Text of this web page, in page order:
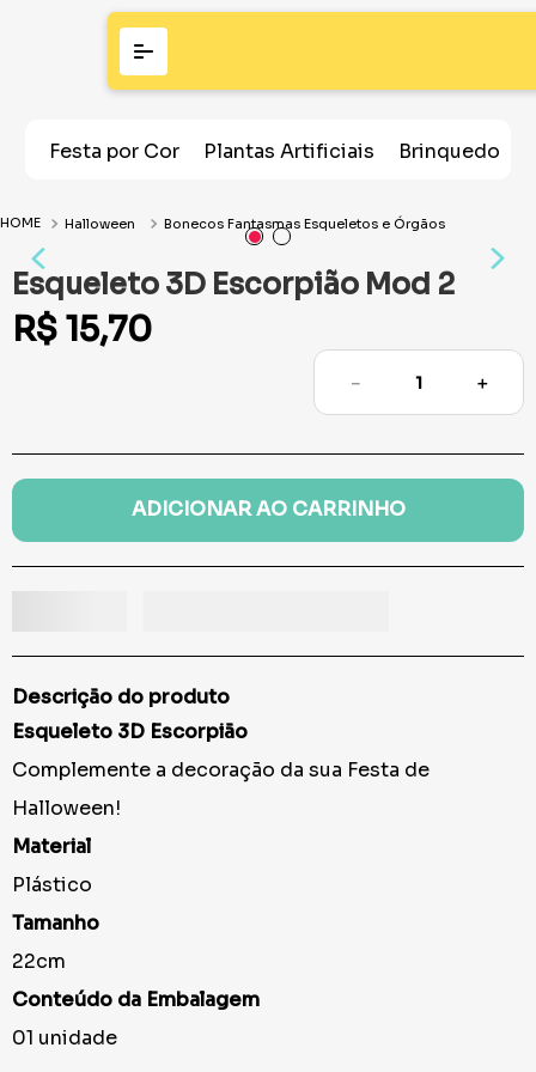
Festa por Cor Plantas Artificiais Brinquedos
Halloween Bonecos Fantasmas Esqueletos e Órgãos
Esqueleto 3D Escorpião Mod 2
R$ 15,70
＋
－
ADICIONAR AO CARRINHO
Descrição do produto
Esqueleto 3D Escorpião
Complemente a decoração da sua Festa de
Halloween!
Material
Plástico
Tamanho
22cm
Conteúdo da Embalagem
01 unidade